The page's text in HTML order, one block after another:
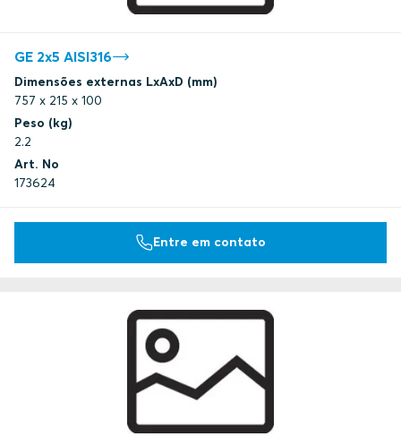
GE 2x5 AISI316
Dimensões externas LxAxD (mm)
757 x 215 x 100
Peso (kg)
2.2
Art. No
173624
Entre em contato